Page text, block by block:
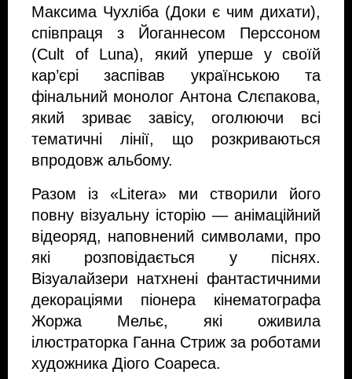
Максима Чухліба (Доки є чим дихати),
співпраця з Йоганнесом Перссоном
(Cult of Luna), який уперше у своїй
кар’єрі заспівав українською та
фінальний монолог Антона Слєпакова,
який зриває завісу, оголюючи всі
тематичні лінії, що розкриваються
впродовж альбому.
Разом із «Litera» ми створили його
повну візуальну історію — анімаційний
відеоряд, наповнений символами, про
які розповідається у піснях.
Візуалайзери натхнені фантастичними
декораціями піонера кінематографа
Жоржа Мельє, які оживила
ілюстраторка Ганна Стриж за роботами
художника Діого Соареса.